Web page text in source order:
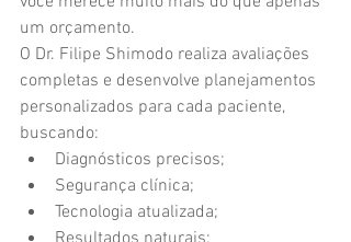
um orçamento.
O Dr. Filipe Shimodo realiza avaliações
completas e desenvolve planejamentos
personalizados para cada paciente,
buscando:
Diagnósticos precisos;
Segurança clínica;
Tecnologia atualizada;